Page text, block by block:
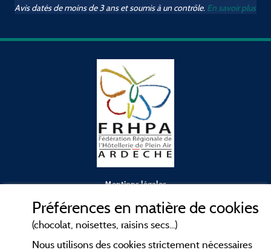
Avis datés de moins de 3 ans et soumis à un contrôle. En savoir plus
Mentions légales
Conditions générales d'utilisation
Préférences en matière de cookies
(chocolat, noisettes, raisins secs...)
Nous utilisons des cookies strictement nécessaires